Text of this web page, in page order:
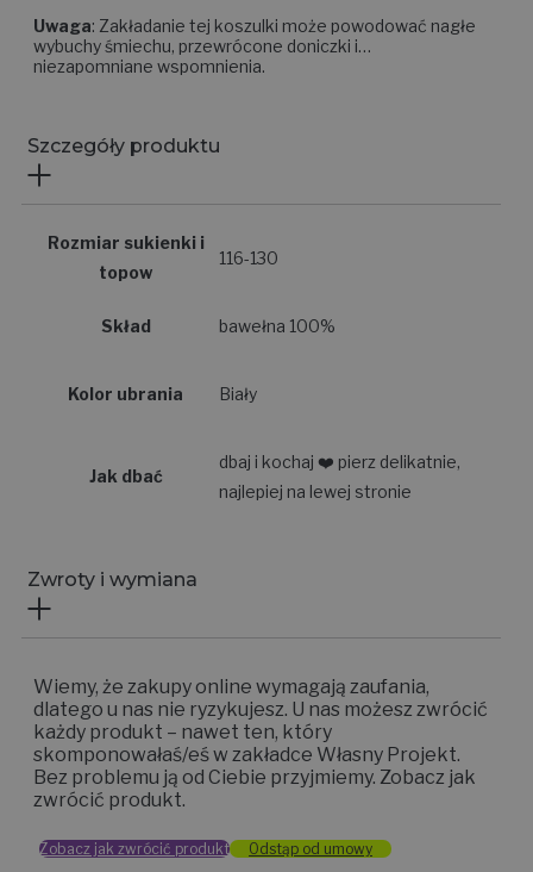
Uwaga: Zakładanie tej koszulki może powodować nagłe
wybuchy śmiechu, przewrócone doniczki i…
niezapomniane wspomnienia.
Szczegóły produktu
Rozmiar sukienki i
topow
116-130
Skład bawełna 100%
Kolor ubrania Biały
Jak dbać
dbaj i kochaj ❤️ pierz delikatnie,
najlepiej na lewej stronie
Zwroty i wymiana
Wiemy, że zakupy online wymagają zaufania,
dlatego u nas nie ryzykujesz. U nas możesz zwrócić
każdy produkt – nawet ten, który
skomponowałaś/eś w zakładce Własny Projekt.
Bez problemu ją od Ciebie przyjmiemy. Zobacz jak
zwrócić produkt.
Zobacz jak zwrócić produkt Odstąp od umowy